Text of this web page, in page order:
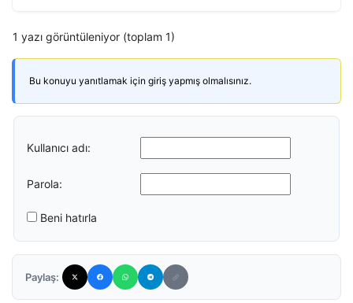
1 yazı görüntüleniyor (toplam 1)
Bu konuyu yanıtlamak için giriş yapmış olmalısınız.
Kullanıcı adı:
Parola:
Beni hatırla
Paylaş: